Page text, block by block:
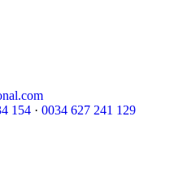
154 · 0034 627 241 129